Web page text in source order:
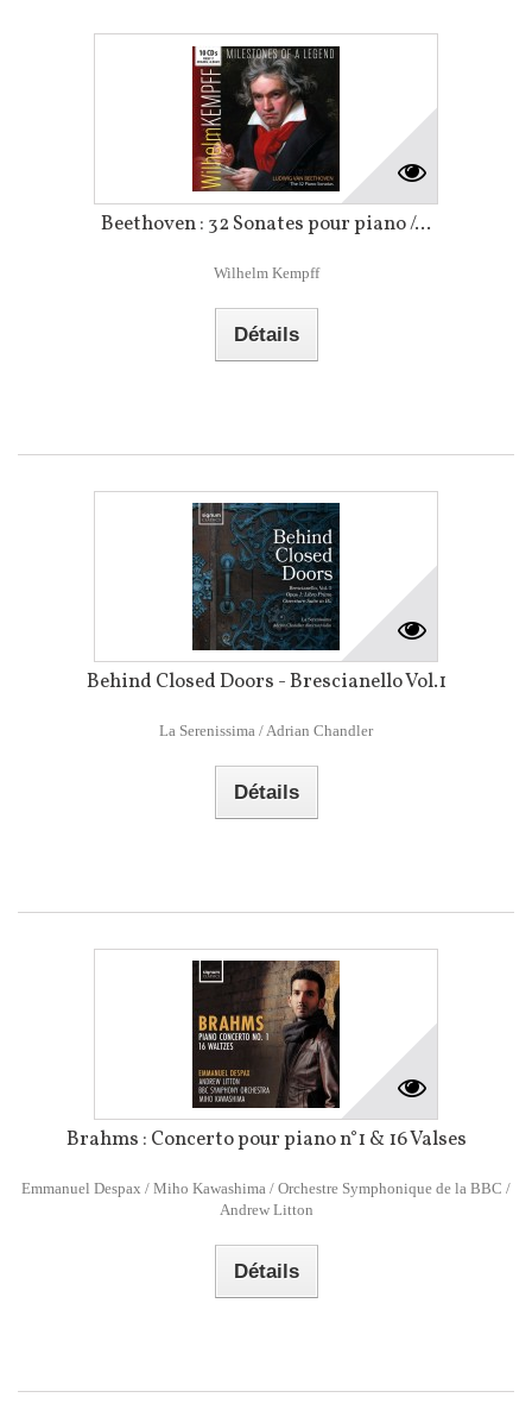
Beethoven : 32 Sonates pour piano /...
Wilhelm Kempff
Détails
Behind Closed Doors - Brescianello Vol.1
La Serenissima / Adrian Chandler
Détails
Brahms : Concerto pour piano n°1 & 16 Valses
Emmanuel Despax / Miho Kawashima / Orchestre Symphonique de la BBC /
Andrew Litton
Détails